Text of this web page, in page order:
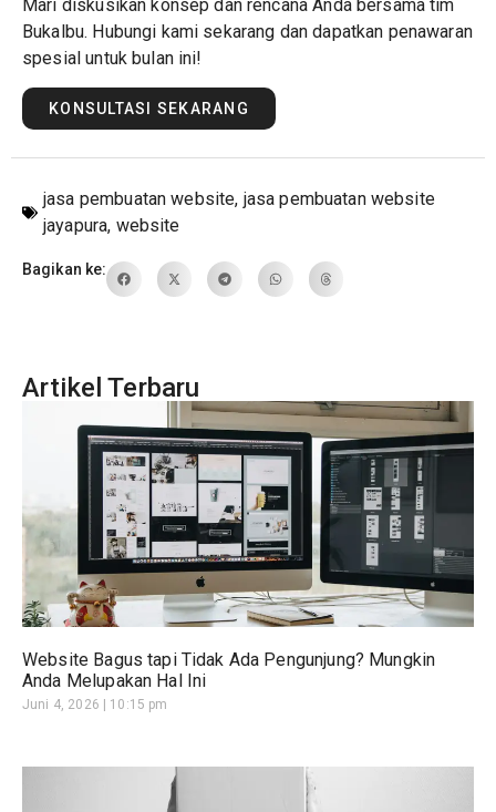
Mari diskusikan konsep dan rencana Anda bersama tim
Bukalbu. Hubungi kami sekarang dan dapatkan penawaran
spesial untuk bulan ini!
KONSULTASI SEKARANG
jasa pembuatan website, jasa pembuatan website
jayapura, website
Bagikan ke:
Artikel Terbaru
Website Bagus tapi Tidak Ada Pengunjung? Mungkin
Anda Melupakan Hal Ini
Juni 4, 2026 10:15 pm